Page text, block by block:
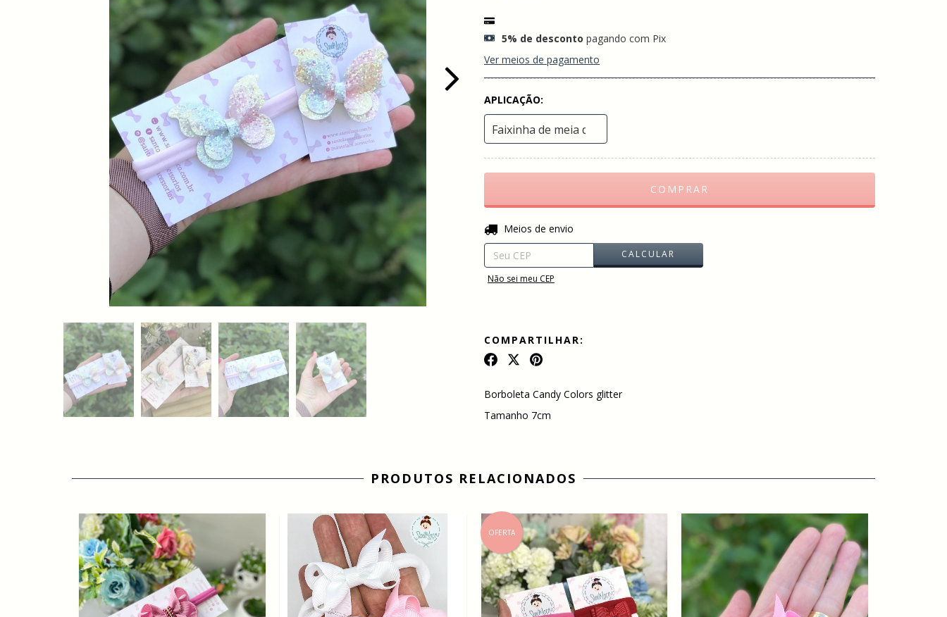
5% de desconto pagando com Pix
Ver meios de pagamento
APLICAÇÃO:
Entregas para o CEP:
Meios de envio
CALCULAR
Não sei meu CEP
COMPARTILHAR:
Borboleta Candy Colors glitter
Tamanho 7cm
PRODUTOS RELACIONADOS
OFERTA